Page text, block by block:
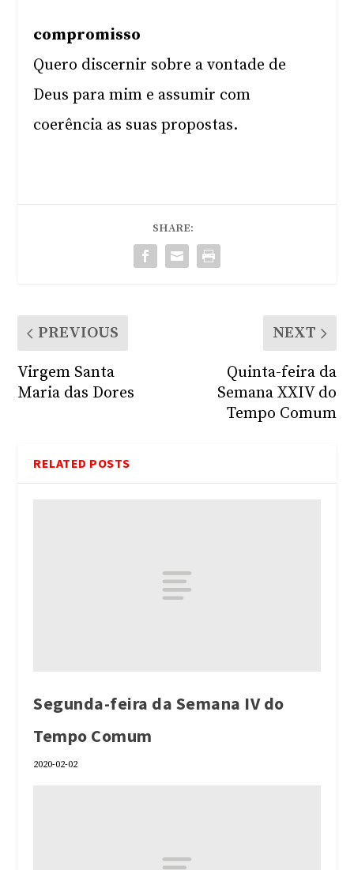
compromisso
Quero discernir sobre a vontade de
Deus para mim e assumir com
coerência as suas propostas.
SHARE:
PREVIOUS
Virgem Santa
Maria das Dores
NEXT
Quinta-feira da
Semana XXIV do
Tempo Comum
RELATED POSTS
Segunda-feira da Semana IV do
Tempo Comum
2020-02-02